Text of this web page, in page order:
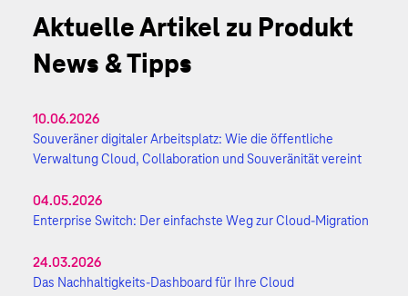
Aktuelle Artikel zu Produkt
News & Tipps
10.06.2026
Souveräner digitaler Arbeitsplatz: Wie die öffentliche
Verwaltung Cloud, Collaboration und Souveränität vereint
04.05.2026
Enterprise Switch: Der einfachste Weg zur Cloud-Migration
24.03.2026
Das Nachhaltigkeits-Dashboard für Ihre Cloud